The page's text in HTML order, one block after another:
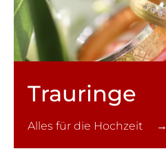
Trauringe
Alles für die Hochzeit →